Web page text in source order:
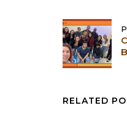
Post
RELATED